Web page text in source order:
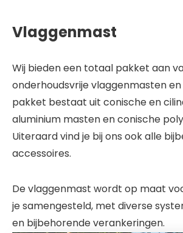
Vlaggenmast
Wij bieden een totaal pakket aan
onderhoudsvrije vlaggenmasten en
pakket bestaat uit conische en
aluminium masten en conische
Uiteraard vind je bij ons ook alle
accessoires.
De vlaggenmast wordt op maat
je samengesteld, met diverse
en bijbehorende verankeringen.